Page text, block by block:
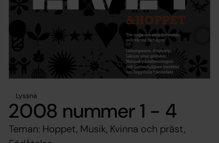
Lyssna
2008 nummer 1 - 4
Teman: Hoppet, Musik, Kvinna och präst,